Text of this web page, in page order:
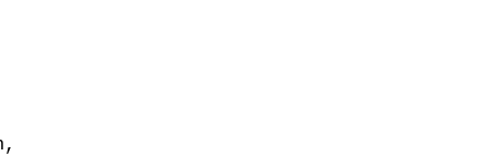
Jean,